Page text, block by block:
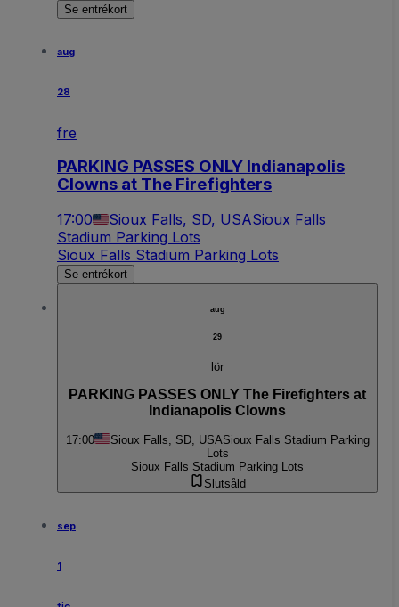
Se entrékort
aug
28
fre
PARKING PASSES ONLY Indianapolis
Clowns at The Firefighters
17:00 Sioux Falls, SD, USASioux Falls
Stadium Parking Lots
Sioux Falls Stadium Parking Lots
Se entrékort
aug
29
lör
PARKING PASSES ONLY The Firefighters at
Indianapolis Clowns
17:00 Sioux Falls, SD, USASioux Falls Stadium Parking
Lots
Sioux Falls Stadium Parking Lots
Slutsåld
sep
1